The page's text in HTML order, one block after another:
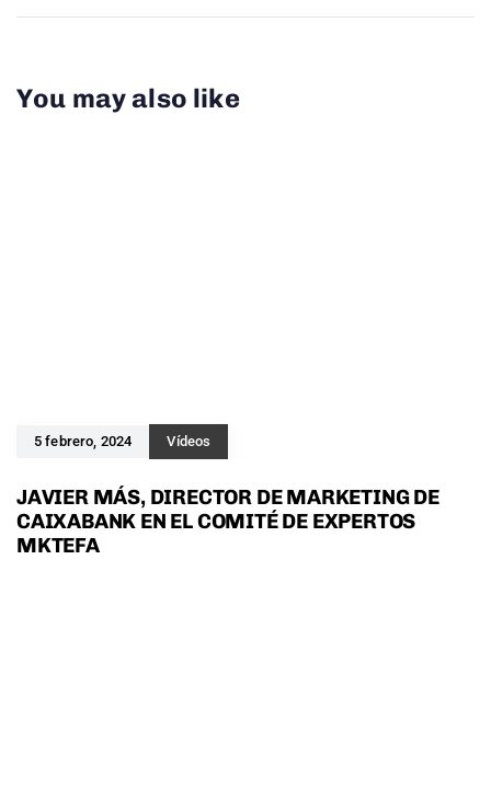
You may also like
5 febrero, 2024 Vídeos
JAVIER MÁS, DIRECTOR DE MARKETING DE
CAIXABANK EN EL COMITÉ DE EXPERTOS
MKTEFA